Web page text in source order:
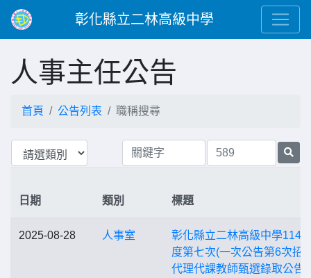
彰化縣立二林高級中學
人事主任公告
首頁 公告列表 職稱搜尋
日期 類別 標題
2025-08-28 人事室
彰化縣立二林高級中學114
度第七次(一次公告第6次招
代理代課教師甄選錄取公告